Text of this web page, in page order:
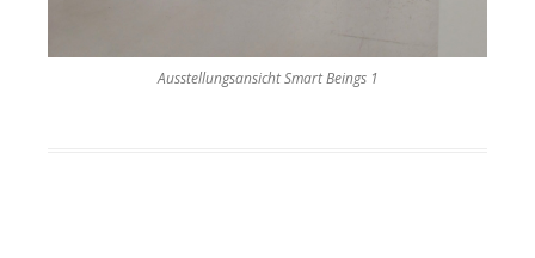
Ausstellungsansicht Smart Beings 1